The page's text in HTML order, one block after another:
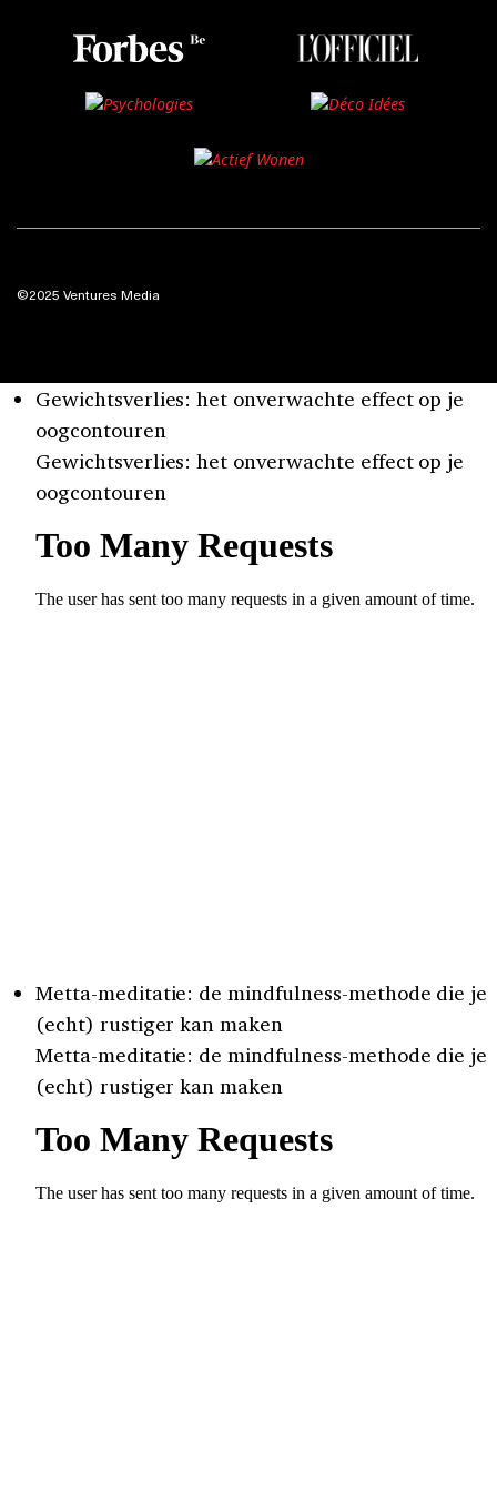
©2025 Ventures Media
Gewichtsverlies: het onverwachte effect op je
oogcontouren
Gewichtsverlies: het onverwachte effect op je
oogcontouren
Metta-meditatie: de mindfulness-methode die je
(echt) rustiger kan maken
Metta-meditatie: de mindfulness-methode die je
(echt) rustiger kan maken